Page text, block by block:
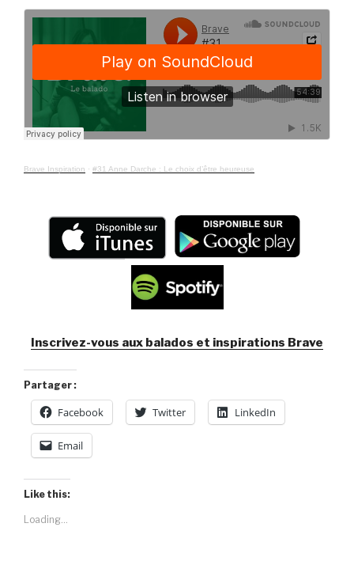
Brave Inspiration · #31 Anne Darche : Le choix d’être heureuse
Inscrivez-vous aux balados et inspirations Brave
Partager :
Facebook Twitter LinkedIn
Email
Like this:
Loading...